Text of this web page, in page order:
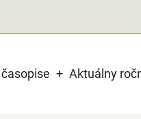
časopise Aktuálny